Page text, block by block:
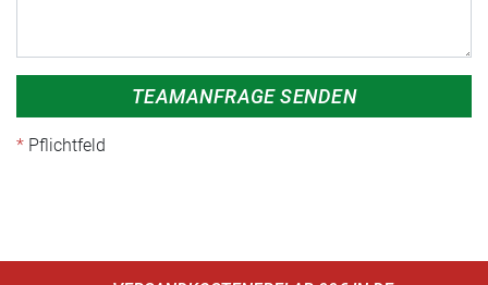
TEAMANFRAGE SENDEN
Pflichtfeld